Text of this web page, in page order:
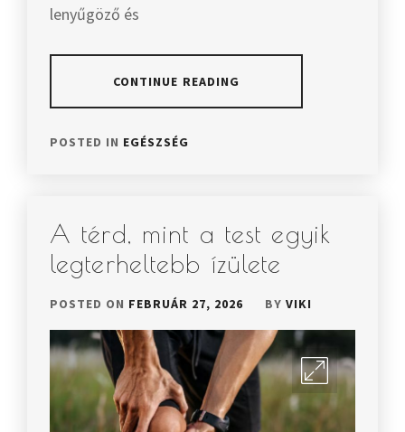
lenyűgöző és
CONTINUE READING
POSTED IN EGÉSZSÉG
A térd, mint a test egyik
legterheltebb ízülete
POSTED ON FEBRUÁR 27, 2026 BY VIKI